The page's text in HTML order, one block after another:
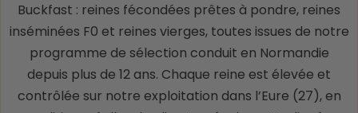
Buckfast : reines fécondées prêtes à pondre, reines
inséminées F0 et reines vierges, toutes issues de notre
programme de sélection conduit en Normandie
depuis plus de 12 ans. Chaque reine est élevée et
contrôlée sur notre exploitation dans l’Eure (27), en